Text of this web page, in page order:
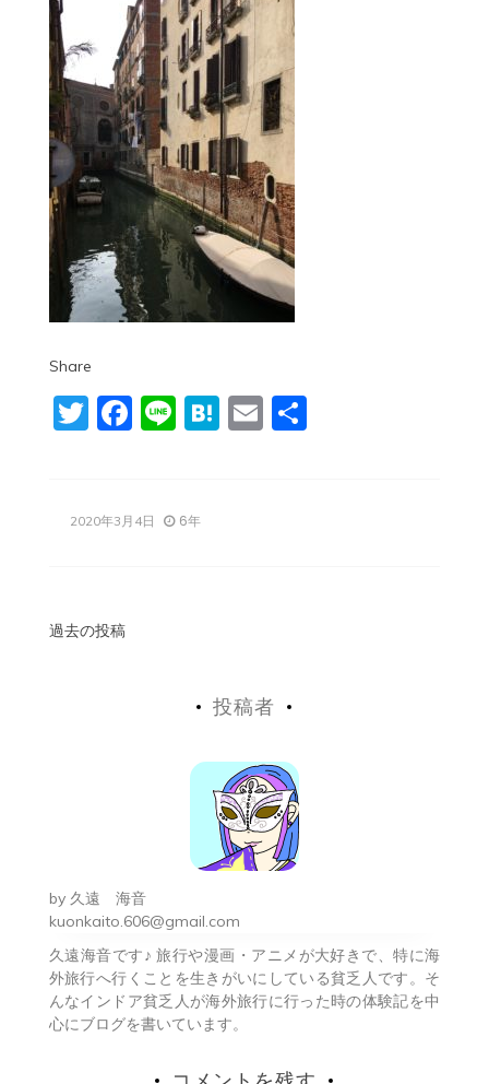
Share
Twitter
Facebook
LineHatena
Email
共
2020年3月4日 6年
投
シ
ョ
ン
過去の投稿
投稿者
by 久遠 海音
kuonkaito.606@gmail.com
久遠海音です♪ 旅行や漫画・アニメが大好きで、特に海
外旅行へ行くことを生きがいにしている貧乏人です。そ
んなインドア貧乏人が海外旅行に行った時の体験記を中
心にブログを書いています。